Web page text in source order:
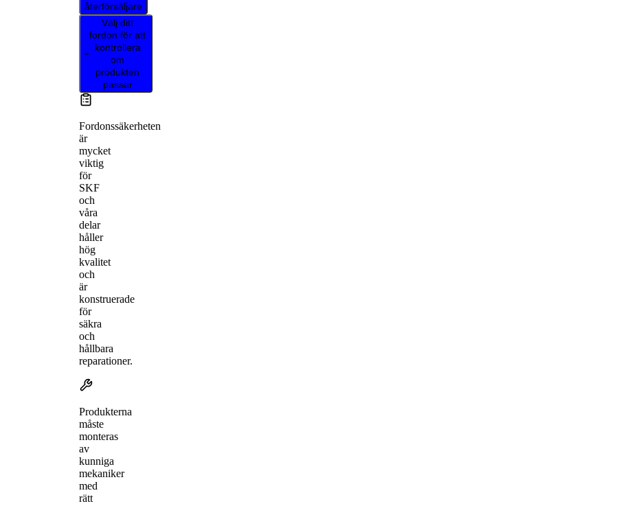
återförsäljare
Välj ditt
fordon för att
kontrollera
om
produkten
passar
Fordonssäkerheten
är
mycket
viktig
för
SKF
och
våra
delar
håller
hög
kvalitet
och
är
konstruerade
för
säkra
och
hållbara
reparationer.
Produkterna
måste
monteras
av
kunniga
mekaniker
med
rätt